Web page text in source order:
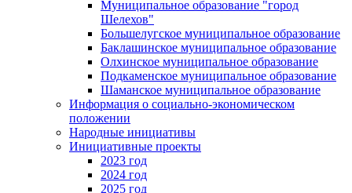
Муниципальное образование "город
Шелехов"
Большелугское муниципальное образование
Баклашинское муниципальное образование
Олхинское муниципальное образование
Подкаменское муниципальное образование
Шаманское муниципальное образование
Информация о социально-экономическом
положении
Народные инициативы
Инициативные проекты
2023 год
2024 год
2025 год